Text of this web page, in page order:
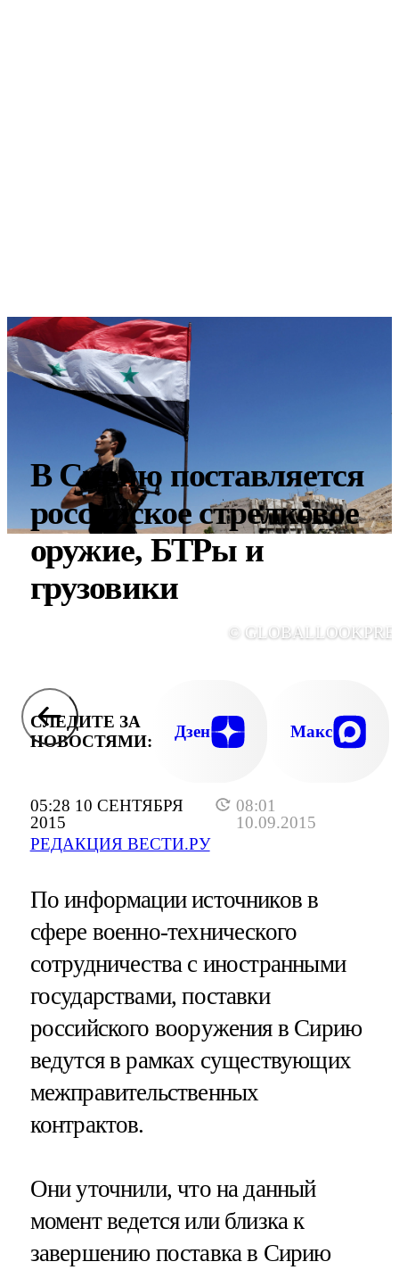
05:28 10 СЕНТЯБРЯ
2015
08:01
10.09.2015
РЕДАКЦИЯ ВЕСТИ.РУ
В Сирию поставляется
российское стрелковое
оружие, БТРы и
грузовики
©
СЛЕДИТЕ ЗА
НОВОСТЯМИ:
Дзен Макс
По информации источников в
сфере военно-технического
сотрудничества с иностранными
государствами, поставки
российского вооружения в Сирию
ведутся в рамках существующих
межправительственных
контрактов.
Они уточнили, что на данный
момент ведется или близка к
завершению поставка в Сирию